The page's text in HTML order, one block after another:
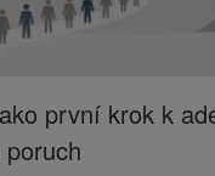
první krok k